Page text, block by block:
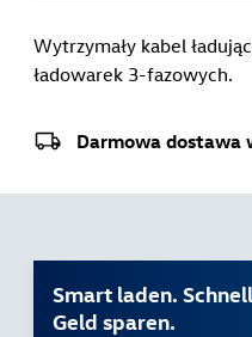
Wytrzymały kabel
ładowarek 3-fazowych.
Darmowa dostawa
Smart laden.
Geld sparen.